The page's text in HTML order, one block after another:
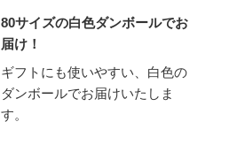
80サイズの白色ダンボールでお
届け！
ギフトにも使いやすい、白色の
ダンボールでお届けいたしま
す。